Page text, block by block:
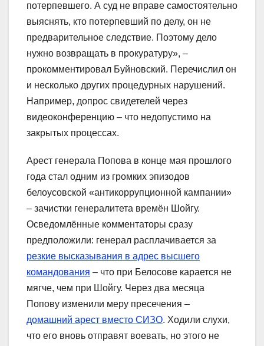
потерпевшего. А суд не вправе самостоятельно
выяснять, кто потерпевший по делу, он не
предварительное следствие. Поэтому дело
нужно возвращать в прокуратуру», –
прокомментировал Буйновский. Перечислил он
и несколько других процедурных нарушений.
Например, допрос свидетелей через
видеоконференцию – что недопустимо на
закрытых процессах.
Арест генерала Попова в конце мая прошлого
года стал одним из громких эпизодов
белоусовской «антикоррупционной кампании»
– зачистки генералитета времён Шойгу.
Осведомлённые комментаторы сразу
предположили: генерал расплачивается за
резкие высказывания в адрес высшего
командования – что при Белосове карается не
мягче, чем при Шойгу. Через два месяца
Попову изменили меру пресечения –
домашний арест вместо СИЗО. Ходили слухи,
что его вновь отправят воевать, но этого не